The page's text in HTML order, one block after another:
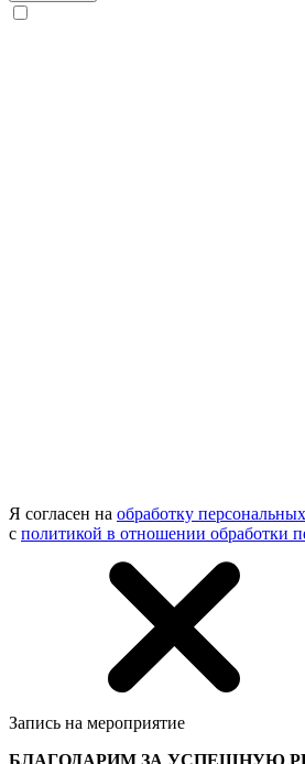
Я согласен на обработку
с политикой в отношении обработки
Запись на мероприятие
БЛАГОДАРИМ ЗА УСПЕШНУЮ